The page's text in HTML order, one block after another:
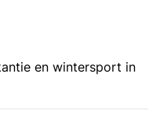
en wintersport in